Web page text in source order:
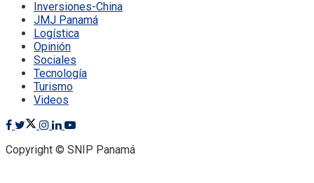
Inversiones-China
JMJ Panamá
Logística
Opinión
Sociales
Tecnología
Turismo
Videos
Copyright © SNIP Panamá